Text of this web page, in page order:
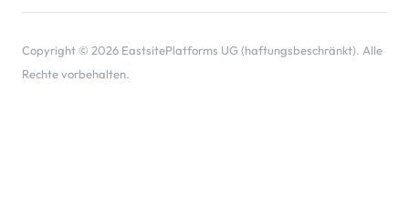
Copyright © 2026 EastsitePlatforms UG (haftungsbeschränkt). Alle
Rechte vorbehalten.